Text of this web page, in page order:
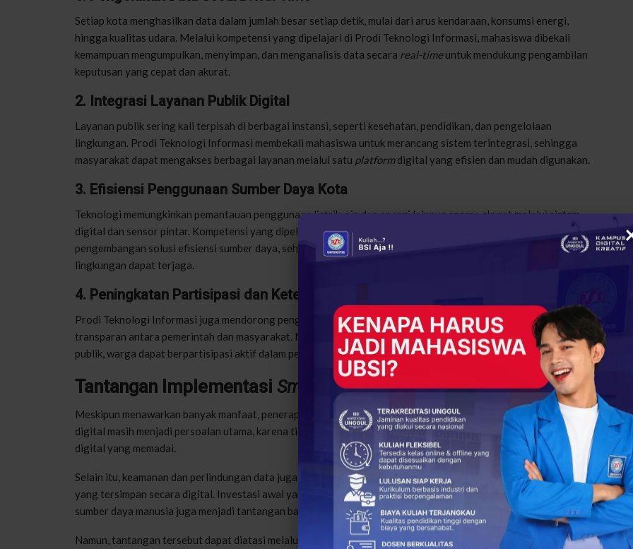
Setiap kota menghasilkan data dalam jumlah besar setiap detik, mulai dari arus kendaraan, konsumsi energi,
hingga kualitas udara. Melalui kompetensi yang dipelajari di Prodi Teknologi Informasi, mahasiswa dibekali
kemampuan mengumpulkan, menyimpan, dan menganalisis data secara real-timeuntuk mendukung pengambilan
keputusan yang cepat dan akurat.
2. Integrasi Layanan Publik Digital
Layanan publik sering kali terpisah di berbagai instansi, seperti kesehatan, pendidikan, dan pengelolaan
lingkungan. Prodi Teknologi Informasi membekali mahasiswa untuk merancang sistem terintegrasi, sehingga
masyarakat dapat mengakses berbagai layanan melalui satu platformdigital yang efisien dan mudah digunakan.
3. Efisiensi Penggunaan Sumber Daya Kota
Teknologi memungkinkan pemantauan penggunaan listrik, air, dan energi lainnya secara akurat melalui sistem
digital dan sensor pintar. Kompetensi yang dipelajari dalam Prodi Teknologi Informasi mendukung
pengembangan solusi efisiensi sumber daya, sehingga pemborosan dapat diminimalkan dan keberlanjutan
lingkungan dapat terjaga.
4. Peningkatan Partisipasi dan Keterlibatan Warga
Prodi Teknologi Informasi juga mendorong pengembanganplatformdigital yang memungkinkan komunikasi
transparan antara pemerintah dan masyarakat. Melalui aplikasi pelaporan digital dan sistem monitoring layanan
publik, warga dapat berpartisipasi aktif dalam pembangunan kota cerdas.
Tantangan Implementasi Smart Citydi Era Digital
Meskipun menawarkan banyak manfaat, penerapan smart citytidak lepas dari berbagai tantangan. Kesenjangan
digital masih menjadi persoalan utama, karena tidak semua masyarakat memiliki akses internet atau perangkat
digital yang memadai.
Selain itu, keamanan dan perlindungan data juga menjadi isu krusial, mengingat semakin banyak informasi sensitif
yang tersimpan secara digital. Investasi awal yang besar untuk infrastruktur teknologi dan pengembangan
sumber daya manusia juga menjadi tantangan bagi banyak daerah.
Namun, tantangan tersebut dapat diatasi melalui perencanaan yang matang, regulasi yang jelas, kolaborasi